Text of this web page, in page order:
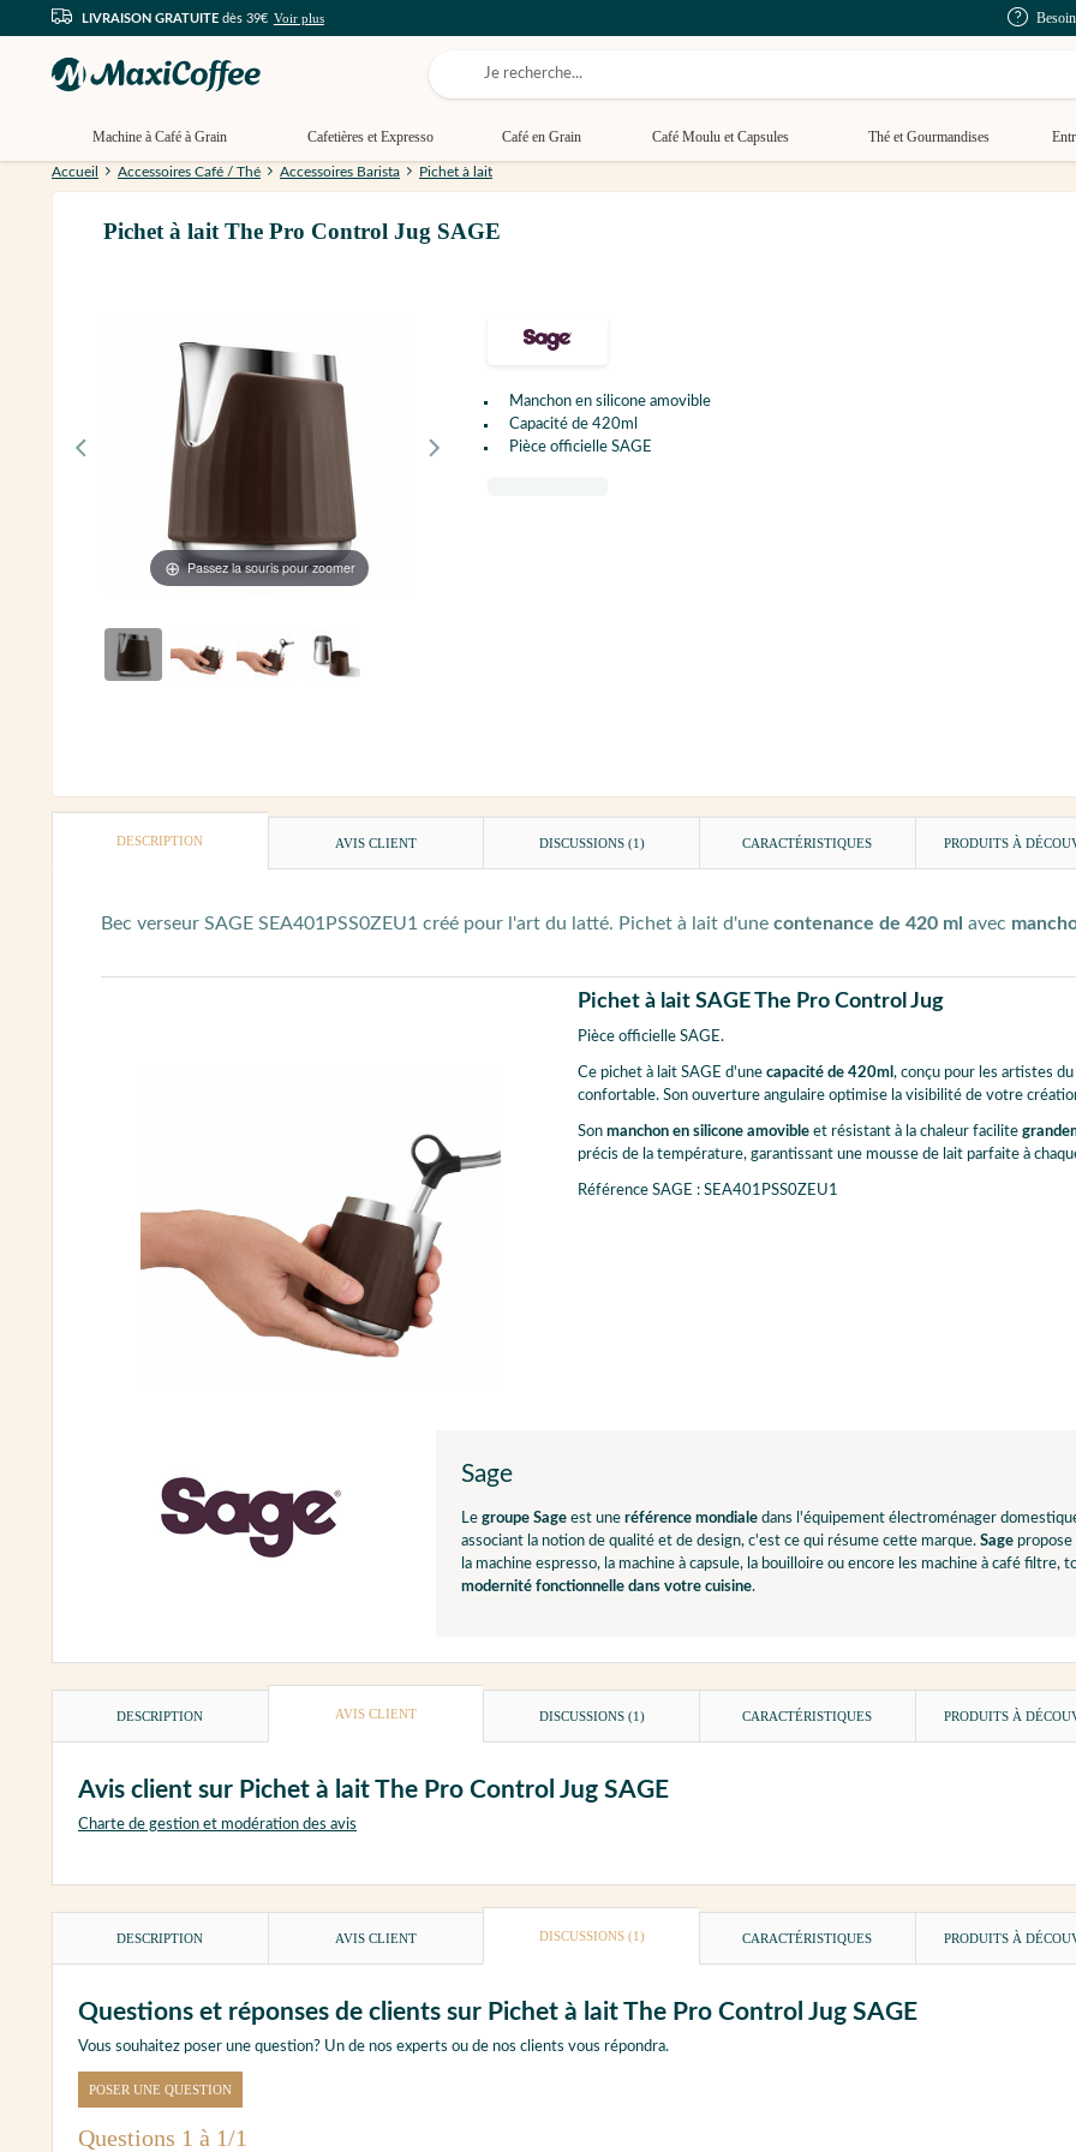
LIVRAISON GRATUITE dès 39€ Voir plus
Machine à Café à Grain Cafetières et Expresso Café en Grain Café Moulu et Capsules Thé et Gourmandises
Accueil Accessoires Café / Thé Accessoires Barista Pichet à lait
Pichet à lait The Pro Control Jug SAGE
Passez la souris pour zoomer
Manchon en silicone amovible
Capacité de 420ml
Pièce officielle SAGE
DESCRIPTION AVIS CLIENT DISCUSSIONS (1) CARACTÉRISTIQUES PRODUITS À
Bec verseur SAGE SEA401PSS0ZEU1 créé pour l'art du latté. Pichet à lait d'une contenance de 420 ml avec
Pichet à lait SAGE The Pro Control Jug
Pièce officielle SAGE.
Ce pichet à lait SAGE d'une capacité de 420ml , conçu pour les artistes
confortable. Son ouverture angulaire optimise la visibilité de votre
Son manchon en silicone amovibleet résistant à la chaleur facilite
précis de la température, garantissant une mousse de lait parfaite à
Référence SAGE : SEA401PSS0ZEU1
Sage
Le groupe Sage est une référence mondiale dans l'équipement électroménager
associant la notion de qualité et de design, c'est ce qui résume cette marque. Sage propose
la machine espresso, la machine à capsule, la bouilloire ou encore les machine à café
modernité fonctionnelle dans votre cuisine.
DESCRIPTION AVIS CLIENT DISCUSSIONS (1) CARACTÉRISTIQUES PRODUITS À
Avis client sur Pichet à lait The Pro Control Jug SAGE
Charte de gestion et modération des avis
DESCRIPTION AVIS CLIENT DISCUSSIONS (1) CARACTÉRISTIQUES PRODUITS À
Questions et réponses de clients sur Pichet à lait The Pro Control Jug SAGE
Vous souhaitez poser une question? Un de nos experts ou de nos clients vous répondra.
POSER UNE QUESTION
Questions 1 à 1/1